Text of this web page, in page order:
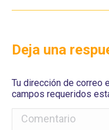
Deja una
Tu dirección de correo
campos requeridos
Comentario